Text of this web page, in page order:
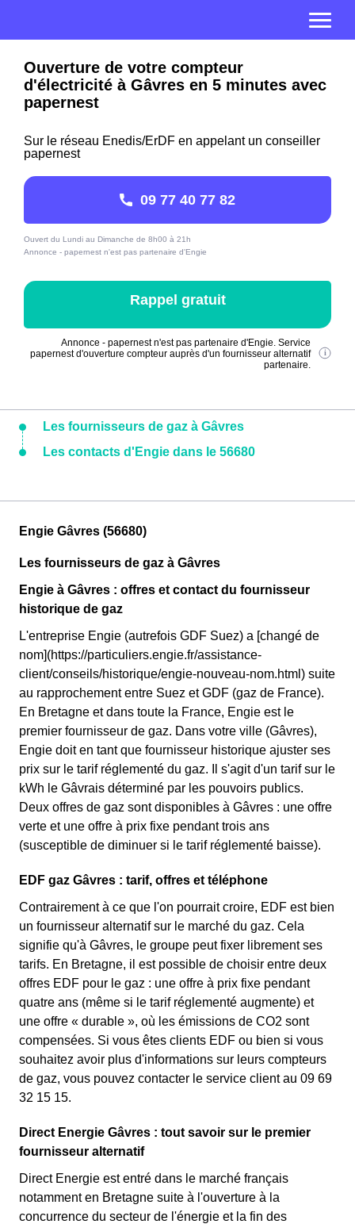
Ouverture de votre compteur
d'électricité à Gâvres en 5 minutes avec
papernest
Sur le réseau Enedis/ErDF en appelant un conseiller
papernest
09 77 40 77 82
Ouvert du Lundi au Dimanche de 8h00 à 21h
Annonce - papernest n'est pas partenaire d'Engie
Rappel gratuit
Annonce - papernest n'est pas partenaire d'Engie. Service
papernest d'ouverture compteur auprès d'un fournisseur alternatif
partenaire.
Les fournisseurs de gaz à Gâvres
Les contacts d'Engie dans le 56680
Engie Gâvres (56680)
Les fournisseurs de gaz à Gâvres
Engie à Gâvres : offres et contact du fournisseur
historique de gaz
L'entreprise Engie (autrefois GDF Suez) a [changé de
nom](https://particuliers.engie.fr/assistance-
client/conseils/historique/engie-nouveau-nom.html) suite
au rapprochement entre Suez et GDF (gaz de France).
En Bretagne et dans toute la France, Engie est le
premier fournisseur de gaz. Dans votre ville (Gâvres),
Engie doit en tant que fournisseur historique ajuster ses
prix sur le tarif réglementé du gaz. Il s'agit d'un tarif sur le
kWh le Gâvrais déterminé par les pouvoirs publics.
Deux offres de gaz sont disponibles à Gâvres : une offre
verte et une offre à prix fixe pendant trois ans
(susceptible de diminuer si le tarif réglementé baisse).
EDF gaz Gâvres : tarif, offres et téléphone
Contrairement à ce que l'on pourrait croire, EDF est bien
un fournisseur alternatif sur le marché du gaz. Cela
signifie qu'à Gâvres, le groupe peut fixer librement ses
tarifs. En Bretagne, il est possible de choisir entre deux
offres EDF pour le gaz : une offre à prix fixe pendant
quatre ans (même si le tarif réglementé augmente) et
une offre « durable », où les émissions de CO2 sont
compensées. Si vous êtes clients EDF ou bien si vous
souhaitez avoir plus d'informations sur leurs compteurs
de gaz, vous pouvez contacter le service client au 09 69
32 15 15.
Direct Energie Gâvres : tout savoir sur le premier
fournisseur alternatif
Direct Energie est entré dans le marché français
notamment en Bretagne suite à l'ouverture à la
concurrence du secteur de l'énergie et la fin des